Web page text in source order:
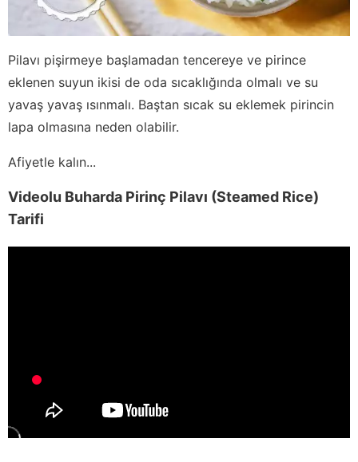
Pilavı pişirmeye başlamadan tencereye ve pirince
eklenen suyun ikisi de oda sıcaklığında olmalı ve su
yavaş yavaş ısınmalı. Baştan sıcak su eklemek pirincin
lapa olmasına neden olabilir.
Afiyetle kalın...
Videolu Buharda Pirinç Pilavı (Steamed Rice)
Tarifi